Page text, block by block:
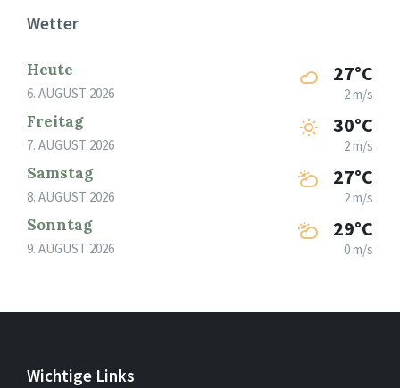
Wetter
Heute
6. AUGUST 2026
27°C
2 m/s
Freitag
7. AUGUST 2026
30°C
2 m/s
Samstag
8. AUGUST 2026
27°C
2 m/s
Sonntag
9. AUGUST 2026
29°C
0 m/s
Wichtige Links